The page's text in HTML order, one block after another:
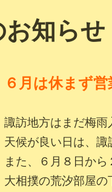
お知らせ
６月は休まず
諏訪地方はまだ梅雨
天候が良い日は、諏
また、６月８日か
大相撲の荒汐部屋の